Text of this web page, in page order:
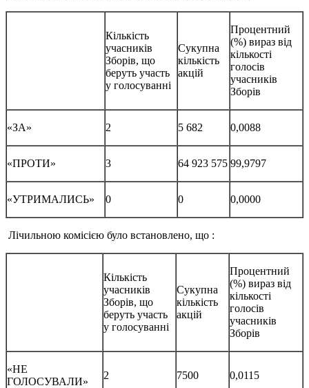
Кількість
учасників
Зборів, що
беруть участь
у голосуванні
Сукупна
кількість
акцій
Процентний
(%) вираз від
кількості
голосів
учасників
Зборів
«ЗА» 2 5 682 0,0088
«ПРОТИ» 3 64 923 575 99,9797
«УТРИМАЛИСЬ» 0 0 0,0000
Лічильною комісією було встановлено, що :
Кількість
учасників
Зборів, що
беруть участь
у голосуванні
Сукупна
кількість
акцій
Процентний
(%) вираз від
кількості
голосів
учасників
Зборів
«НЕ
ГОЛОСУВАЛИ»
2 7500 0,0115